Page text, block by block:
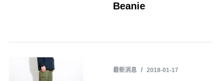
Beanie
最新消息 2018-01-17